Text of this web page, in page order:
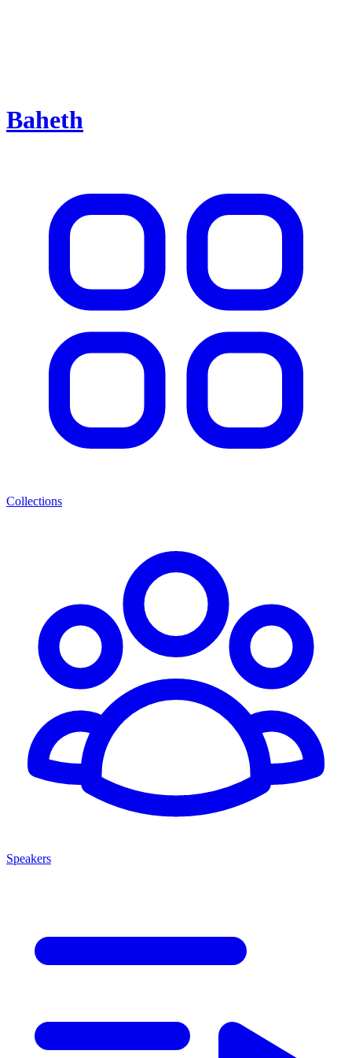
Baheth
Collections
Speakers